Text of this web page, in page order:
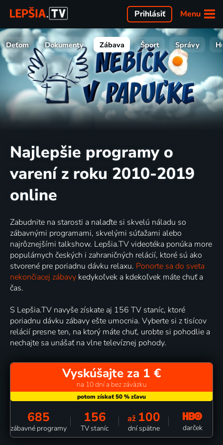
Menu
Prihlásiť
Deťom Dokumenty Zábava Šport Správy
Najlepšie programy o
varení z roku 2010-2019
online
Zabudnite na starosti a nalaďte si skvelú náladu so
zábavnými programami, skvelými súťažami alebo
najrôznejšími talkshow. Lepšia.TV videotéka ponúka more
populárnych českých i zahraničných relácií, ktoré sú ako
stvorené pre poriadnu dávku relaxu. Ponorte sa do sveta
nekončiacej zábavy kedykoľvek a kdekoľvek máte chuť a
čas.
S Lepšia.TV navyše získate aj 156 TV staníc, ktoré
poriadnu dávku zábavy ešte umocnia. Vyberte si z tisícov
relácií presne ten, na ktorý máte chuť, urobte si pohodlie a
nechajte sa unášať na vlne televíznej pohody.
Vyskúšajte za 1 €
na 10 dní a bez záväzku
685
zábavné programy
156
TV staníc
až 100
dní spätne darček